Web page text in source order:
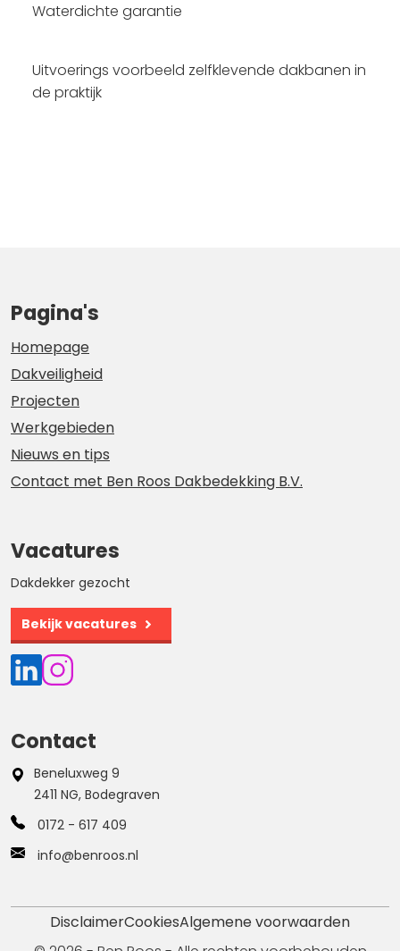
Waterdichte garantie
Uitvoerings voorbeeld zelfklevende dakbanen in
de praktijk
Pagina's
Homepage
Dakveiligheid
Projecten
Werkgebieden
Nieuws en tips
Contact met Ben Roos Dakbedekking B.V.
Vacatures
Dakdekker gezocht
Bekijk vacatures
Contact
Beneluxweg 9
2411 NG, Bodegraven
0172 - 617 409
info@benroos.nl
DisclaimerCookiesAlgemene voorwaarden